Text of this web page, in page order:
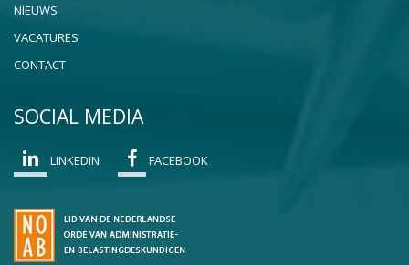
NIEUWS
VACATURES
CONTACT
SOCIAL MEDIA
LINKEDIN FACEBOOK